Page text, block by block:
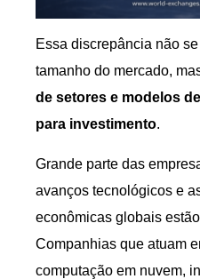
Essa discrepância não
tamanho do mercado,
de setores e modelos
para investimento.
Grande parte das
avanços tecnológicos e
econômicas globais
Companhias que atuam
computação em nuvem,